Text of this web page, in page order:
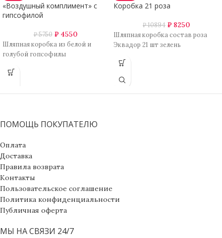
«Воздушный комплимент» с
гипсофилой
₽5750 ₽4550
Шляпная коробка из белой и
голубой гопсофилы
Коробка 21 роза
₽10894 ₽ 8250
Шляпная коробка состав роза
Эквадор 21 шт зелень
ПОМОЩЬ ПОКУПАТЕЛЮ
Оплата
Доставка
Правила возврата
Контакты
Пользовательское соглашение
Политика конфиденциальности
Публичная оферта
МЫ НА СВЯЗИ 24/7